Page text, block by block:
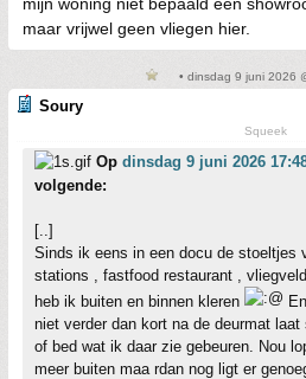
maar vrijwel geen vliegen hier.
• dinsdag 9 juni 2026
Soury
Squeek
Op dinsdag 9 juni 2026
volgende:
[..]
Sinds ik eens in een docu de stoeltjes
stations , fastfood restaurant ,
heb ik buiten en binnen kleren
niet verder dan kort na de deurmat
of bed wat ik daar zie gebeuren. Nou
meer buiten maa rdan nog ligt er